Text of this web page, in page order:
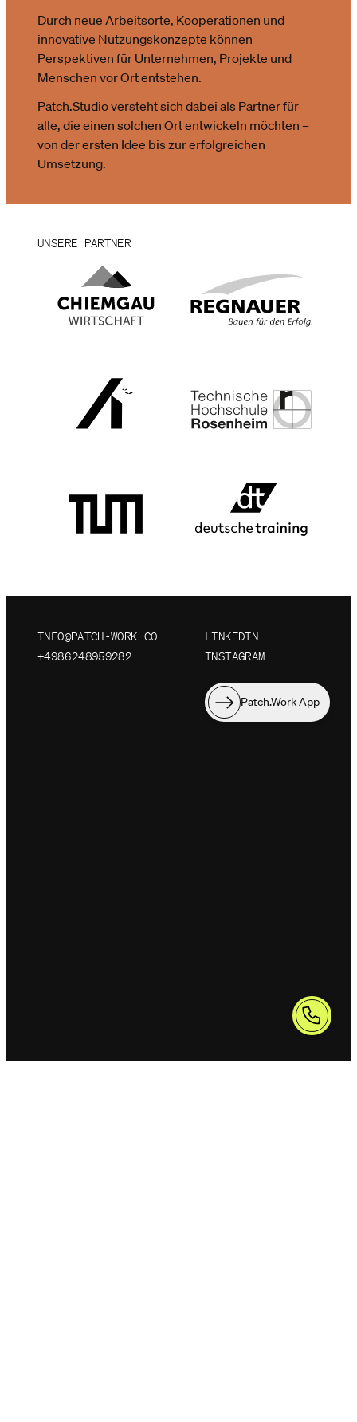
Durch neue Arbeitsorte, Kooperationen und
innovative Nutzungskonzepte können
Perspektiven für Unternehmen, Projekte und
Menschen vor Ort entstehen.
Patch.Studio versteht sich dabei als Partner für
alle, die einen solchen Ort entwickeln möchten –
von der ersten Idee bis zur erfolgreichen
Umsetzung.
UNSERE PARTNER
INFO@PATCH-WORK.CO
+4986248959282
LINKEDIN
INSTAGRAM
Patch.Work App